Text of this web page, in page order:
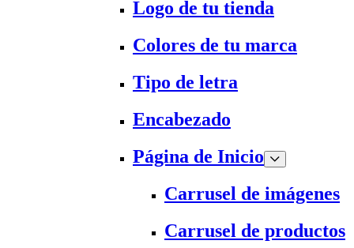
Logo de tu tienda
Colores de tu marca
Tipo de letra
Encabezado
Página de Inicio
Carrusel de imágenes
Carrusel de productos